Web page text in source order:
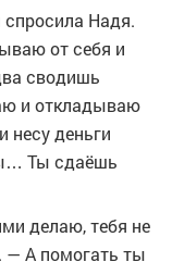
Надя.
от себя и
сводишь
и откладываю
несу деньги
Ты сдаёшь
делаю, тебя не
— А помогать ты